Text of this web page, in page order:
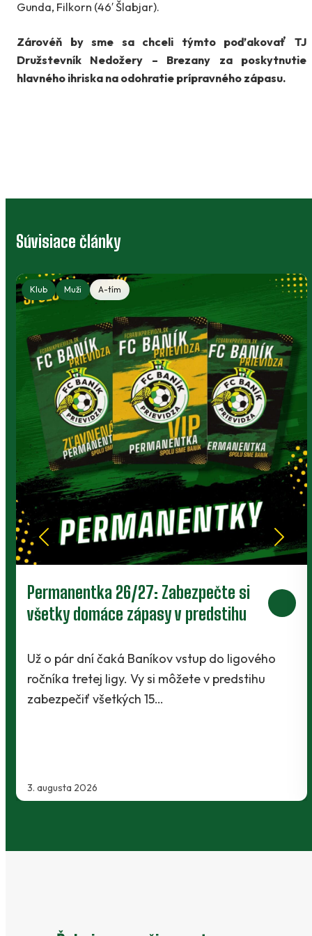
Gunda, Filkorn (46′ Šlabjar).
Zárovéň by sme sa chceli týmto poďakovať TJ
Družstevník Nedožery – Brezany za poskytnutie
hlavného ihriska na odohratie prípravného zápasu.
Súvisiace články
Klub Muži A-tím
Prievidza postúpila do 2. kola pohára.
V Kanianke rozhodol z penalty v
2. augusta 2026
Baníci vstúpili do ostrej sezóny súbojom 1.
Slovnaft Cupu, keď vycestovali do neďalekej